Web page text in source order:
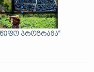
პროგრამა“